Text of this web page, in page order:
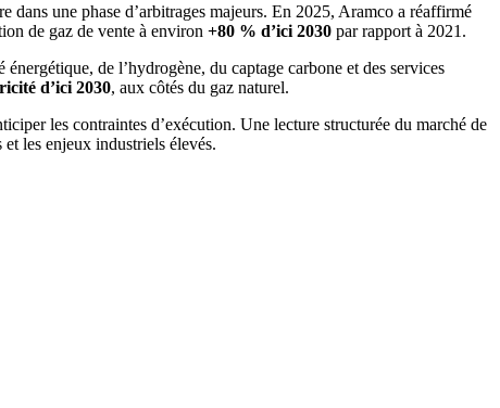
dans une phase d’arbitrages majeurs. En 2025, Aramco a réaffirmé
de gaz de vente à environ +80 % d’ici 2030 par rapport à 2021.
de l’hydrogène, du captage carbone et des services
d’ici 2030, aux côtés du gaz naturel.
les contraintes d’exécution. Une lecture structurée du marché de
les enjeux industriels élevés.